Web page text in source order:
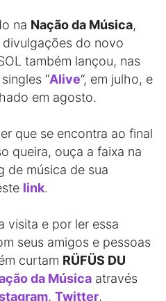
na Nação da Música,
do novo
também lançou, nas
“Alive“, em julho, e
em agosto.
que se encontra ao final
queira, ouça a faixa na
de música de sua
link.
visita e por ler essa
seus amigos e pessoas
curtam RÜFÜS DU
da Música através
, Twitter,